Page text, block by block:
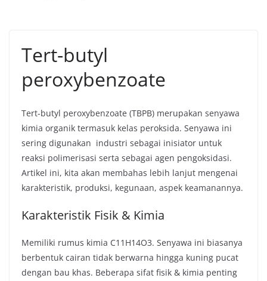
Tert-butyl
peroxybenzoate
Tert-butyl peroxybenzoate (TBPB) merupakan senyawa
kimia organik termasuk kelas peroksida. Senyawa ini
sering digunakan industri sebagai inisiator untuk
reaksi polimerisasi serta sebagai agen pengoksidasi.
Artikel ini, kita akan membahas lebih lanjut mengenai
karakteristik, produksi, kegunaan, aspek keamanannya.
Karakteristik Fisik & Kimia
Memiliki rumus kimia C11H14O3. Senyawa ini biasanya
berbentuk cairan tidak berwarna hingga kuning pucat
dengan bau khas. Beberapa sifat fisik & kimia penting